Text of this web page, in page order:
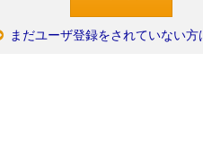
まだユーザ登録をされていない方